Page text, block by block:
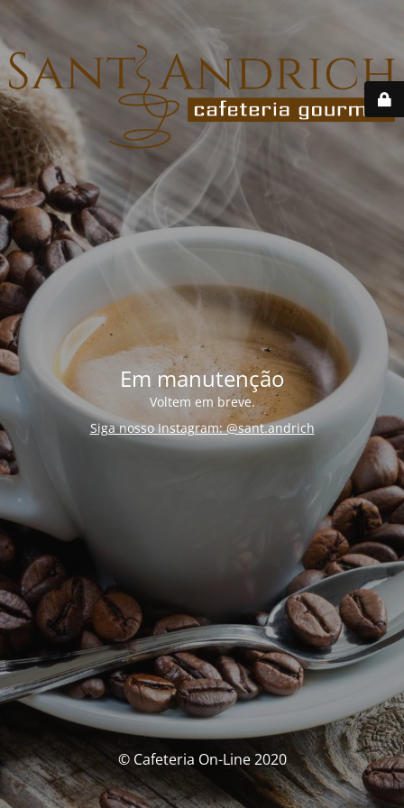
Em manutenção
Voltem em breve.
Siga nosso Instagram: @sant.andrich
© Cafeteria On-Line 2020